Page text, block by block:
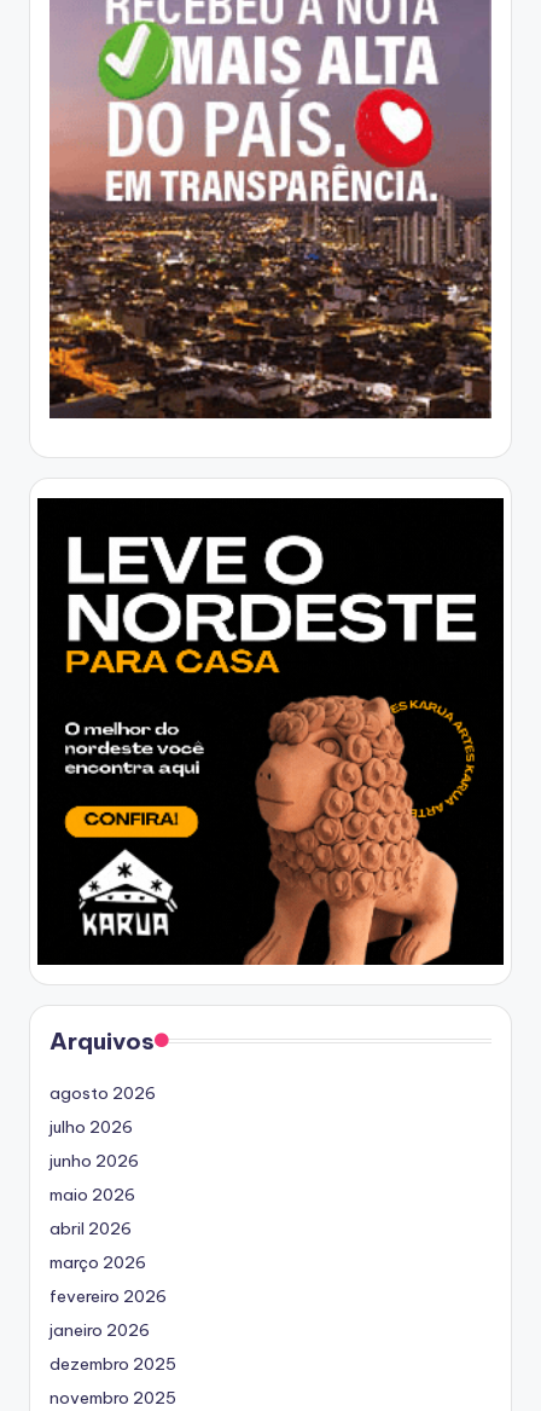
Arquivos
agosto 2026
julho 2026
junho 2026
maio 2026
abril 2026
março 2026
fevereiro 2026
janeiro 2026
dezembro 2025
novembro 2025